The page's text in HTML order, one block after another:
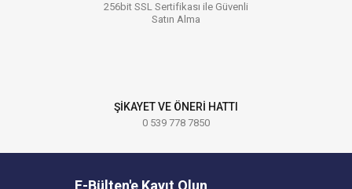
256bit SSL Sertifikası ile Güvenli
Satın Alma
ŞİKAYET VE ÖNERİ HATTI
0 539 778 7850
E-Bülten'e Kayıt Olun